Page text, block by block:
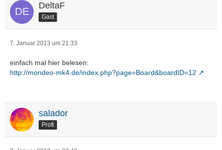
DeltaF
Gast
7. Januar 2013 um 21:33
einfach mal hier belesen:
http://mondeo-mk4.de/index.php?page=Board&boardID=12
salador
Profi